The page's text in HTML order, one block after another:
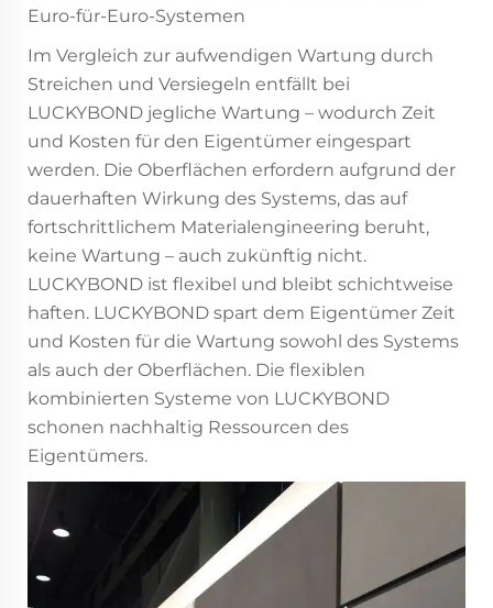
Euro-für-Euro-Systemen
Im Vergleich zur aufwendigen Wartung durch
Streichen und Versiegeln entfällt bei
LUCKYBOND jegliche Wartung – wodurch Zeit
und Kosten für den Eigentümer eingespart
werden. Die Oberflächen erfordern aufgrund der
dauerhaften Wirkung des Systems, das auf
fortschrittlichem Materialengineering beruht,
keine Wartung – auch zukünftig nicht.
LUCKYBOND ist flexibel und bleibt schichtweise
haften. LUCKYBOND spart dem Eigentümer Zeit
und Kosten für die Wartung sowohl des Systems
als auch der Oberflächen. Die flexiblen
kombinierten Systeme von LUCKYBOND
schonen nachhaltig Ressourcen des
Eigentümers.